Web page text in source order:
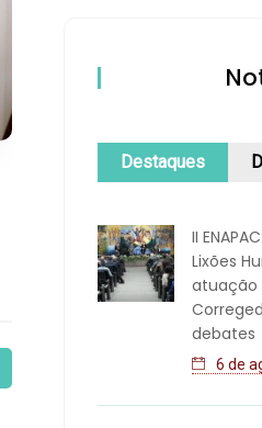
Destaques
II
Lixões
atuação
debates
6 de